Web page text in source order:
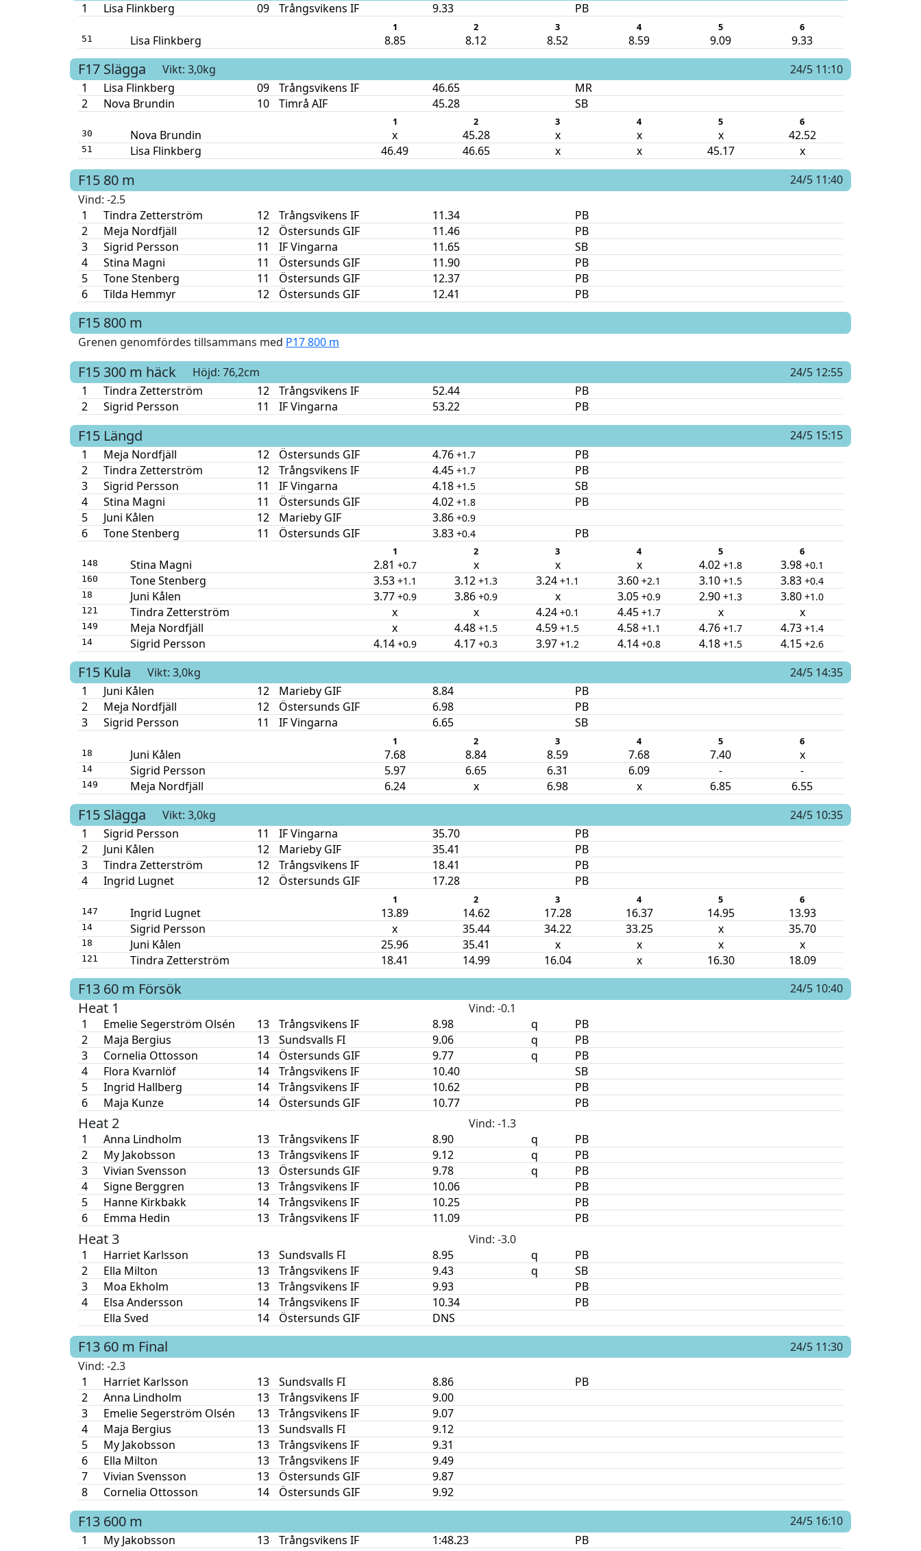
1
Lisa Flinkberg 09 Trångsvikens IF 9.33 PB
1 2 3 4 5 6
51 Lisa Flinkberg 8.85 8.12 8.52 8.59 9.09 9.33
F17 Slägga Vikt: 3,0kg
24/5 11:10
1
Lisa Flinkberg 09 Trångsvikens IF 46.65
MR
2
Nova Brundin 10 Timrå AIF 45.28 SB
1 2 3 4 5 6
30 Nova Brundin x 45.28 x x x 42.52
51 Lisa Flinkberg 46.49 46.65 x x 45.17 x
F15 80 m
24/5 11:40
Vind: -2.5
1
Tindra Zetterström 12 Trångsvikens IF 11.34
PB
2
Meja Nordfjäll 12 Östersunds GIF 11.46
PB
3
Sigrid Persson 11 IF Vingarna 11.65
SB
4
Stina Magni 11 Östersunds GIF 11.90
PB
5
Tone Stenberg 11 Östersunds GIF 12.37
PB
6
Tilda Hemmyr 12 Östersunds GIF 12.41 PB
F15 800 m
Grenen genomfördes tillsammans med P17 800 m
F15 300 m häck Höjd: 76,2cm
24/5 12:55
1
Tindra Zetterström 12 Trångsvikens IF 52.44
PB
2
Sigrid Persson 11 IF Vingarna 53.22 PB
F15 Längd
24/5 15:15
1
Meja Nordfjäll 12 Östersunds GIF 4.76 +1.7
PB
2
Tindra Zetterström 12 Trångsvikens IF 4.45 +1.7
PB
3
Sigrid Persson 11 IF Vingarna 4.18 +1.5
SB
4
Stina Magni 11 Östersunds GIF 4.02 +1.8
PB
5
Juni Kålen 12 Marieby GIF 3.86 +0.9
6 Tone Stenberg 11 Östersunds GIF 3.83 +0.4 PB
1 2 3 4 5 6
148 Stina Magni 2.81 +0.7 x x x 4.02 +1.8 3.98 +0.1
160 Tone Stenberg 3.53 +1.1 3.12 +1.3 3.24 +1.1 3.60 +2.1 3.10 +1.5 3.83 +0.4
18 Juni Kålen 3.77 +0.9 3.86 +0.9 x 3.05 +0.9 2.90 +1.3 3.80 +1.0
121 Tindra Zetterström x x 4.24 +0.1 4.45 +1.7 x x
149 Meja Nordfjäll x 4.48 +1.5 4.59 +1.5 4.58 +1.1 4.76 +1.7 4.73 +1.4
14 Sigrid Persson 4.14 +0.9 4.17 +0.3 3.97 +1.2 4.14 +0.8 4.18 +1.5 4.15 +2.6
F15 Kula Vikt: 3,0kg
24/5 14:35
1
Juni Kålen 12 Marieby GIF 8.84
PB
2
Meja Nordfjäll 12 Östersunds GIF 6.98
PB
3
Sigrid Persson 11 IF Vingarna 6.65 SB
1 2 3 4 5 6
18 Juni Kålen 7.68 8.84 8.59 7.68 7.40 x
14 Sigrid Persson 5.97 6.65 6.31 6.09 - -
149 Meja Nordfjäll 6.24 x 6.98 x 6.85 6.55
F15 Slägga Vikt: 3,0kg
24/5 10:35
1
Sigrid Persson 11 IF Vingarna 35.70
PB
2
Juni Kålen 12 Marieby GIF 35.41
PB
3
Tindra Zetterström 12 Trångsvikens IF 18.41
PB
4
Ingrid Lugnet 12 Östersunds GIF 17.28 PB
1 2 3 4 5 6
147 Ingrid Lugnet 13.89 14.62 17.28 16.37 14.95 13.93
14 Sigrid Persson x 35.44 34.22 33.25 x 35.70
18 Juni Kålen 25.96 35.41 x x x x
121 Tindra Zetterström 18.41 14.99 16.04 x 16.30 18.09
F13 60 m Försök 24/5 10:40
Heat 1 Vind: -0.1
1
Emelie Segerström Olsén 13 Trångsvikens IF 8.98 q
PB
2
Maja Bergius 13 Sundsvalls FI 9.06 q
PB
3
Cornelia Ottosson 14 Östersunds GIF 9.77 q
PB
4
Flora Kvarnlöf 14 Trångsvikens IF 10.40
SB
5
Ingrid Hallberg 14 Trångsvikens IF 10.62
PB
6
Maja Kunze 14 Östersunds GIF 10.77 PB
Heat 2 Vind: -1.3
1
Anna Lindholm 13 Trångsvikens IF 8.90 q
PB
2
My Jakobsson 13 Trångsvikens IF 9.12 q
PB
3
Vivian Svensson 13 Östersunds GIF 9.78 q
PB
4
Signe Berggren 13 Trångsvikens IF 10.06
PB
5
Hanne Kirkbakk 14 Trångsvikens IF 10.25
PB
6
Emma Hedin 13 Trångsvikens IF 11.09 PB
Heat 3 Vind: -3.0
1
Harriet Karlsson 13 Sundsvalls FI 8.95 q
PB
2
Ella Milton 13 Trångsvikens IF 9.43 q
SB
3
Moa Ekholm 13 Trångsvikens IF 9.93
PB
4
Elsa Andersson 14 Trångsvikens IF 10.34
PB
Ella Sved
14 Östersunds GIF DNS
F13 60 m Final
24/5 11:30
Vind: -2.3
1
Harriet Karlsson 13 Sundsvalls FI 8.86
PB
2
Anna Lindholm 13 Trångsvikens IF
9.00
3
Emelie Segerström Olsén 13 Trångsvikens IF
9.07
4
Maja Bergius 13 Sundsvalls FI
9.12
5
My Jakobsson 13 Trångsvikens IF
9.31
6
Ella Milton 13 Trångsvikens IF
9.49
7
Vivian Svensson 13 Östersunds GIF
9.87
8
Cornelia Ottosson 14 Östersunds GIF 9.92
F13 600 m
24/5 16:10
1
My Jakobsson 13 Trångsvikens IF 1:48.23
PB